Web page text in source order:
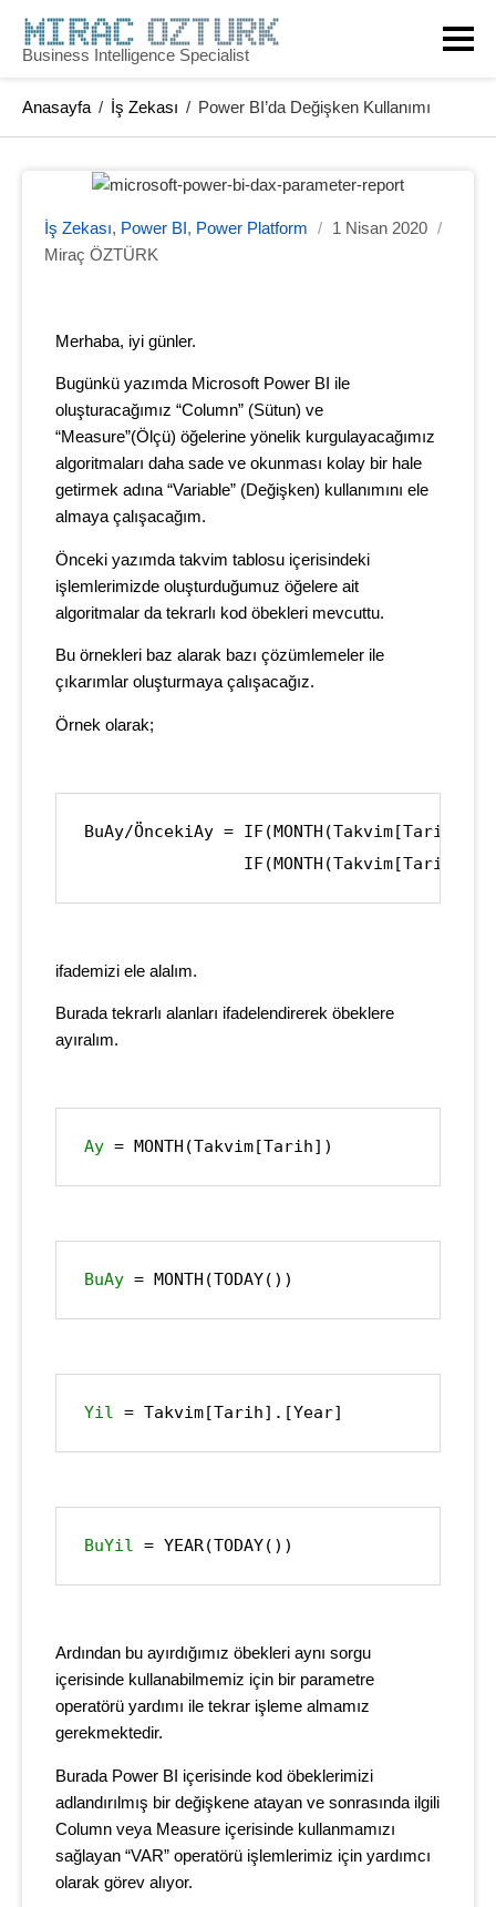
Business Intelligence Specialist
Anasayfa / İş Zekası / Power BI’da Değişken Kullanımı
İş Zekası, Power BI , Power Platform / 1 Nisan 2020 /
Miraç ÖZTÜRK
Merhaba, iyi günler.
Bugünkü yazımda Microsoft Power BI ile
oluşturacağımız “Column” (Sütun) ve
“Measure”(Ölçü) öğelerine yönelik kurgulayacağımız
algoritmaları daha sade ve okunması kolay bir hale
getirmek adına “Variable” (Değişken) kullanımını ele
almaya çalışacağım.
Önceki yazımda takvim tablosu içerisindeki
işlemlerimizde oluşturduğumuz öğelere ait
algoritmalar da tekrarlı kod öbekleri mevcuttu.
Bu örnekleri baz alarak bazı çözümlemeler ile
çıkarımlar oluşturmaya çalışacağız.
Örnek olarak;
BuAy/ÖncekiAy =
ifademizi ele alalım.
Burada tekrarlı alanları ifadelendirerek öbeklere
ayıralım.
Ay = MONTH(Takvim[Tarih])
BuAy = MONTH(TODAY())
Yil = Takvim[Tarih].[Year]
BuYil = YEAR(TODAY())
Ardından bu ayırdığımız öbekleri aynı sorgu
içerisinde kullanabilmemiz için bir parametre
operatörü yardımı ile tekrar işleme almamız
gerekmektedir.
Burada Power BI içerisinde kod öbeklerimizi
adlandırılmış bir değişkene atayan ve sonrasında ilgili
Column veya Measure içerisinde kullanmamızı
sağlayan “VAR” operatörü işlemlerimiz için yardımcı
olarak görev alıyor.